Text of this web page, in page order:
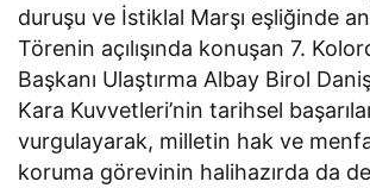
duruşu ve İstiklal Marşı eşliğinde
Törenin açılışında konuşan 7.
Başkanı Ulaştırma Albay Birol
Kara Kuvvetleri’nin tarihsel
vurgulayarak, milletin hak ve
koruma görevinin halihazırda da